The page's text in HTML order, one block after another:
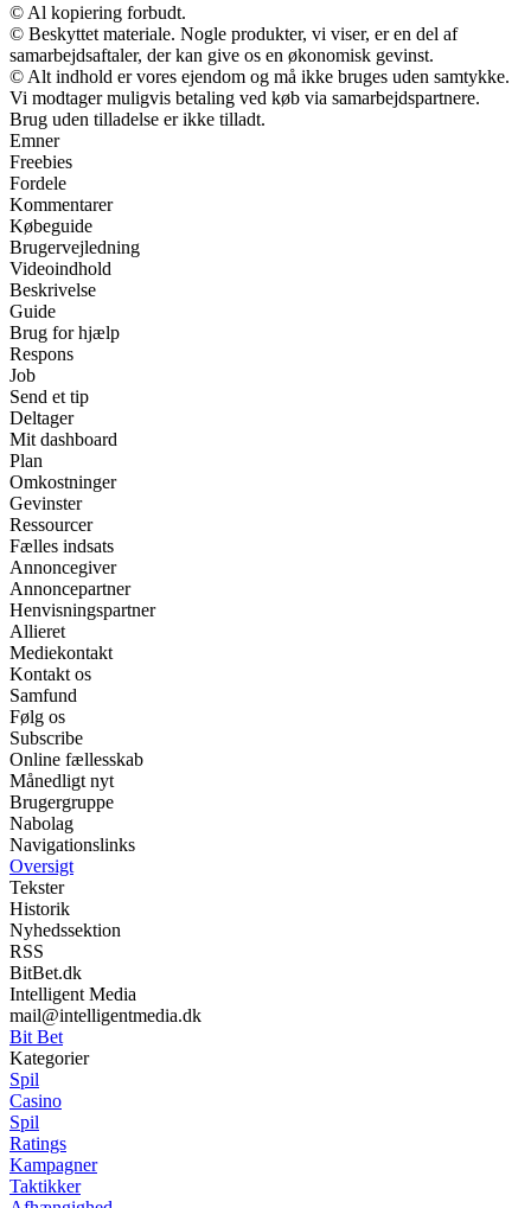
© Al kopiering forbudt.
© Beskyttet materiale. Nogle produkter, vi viser, er en del af
samarbejdsaftaler, der kan give os en økonomisk gevinst.
© Alt indhold er vores ejendom og må ikke bruges uden samtykke.
Vi modtager muligvis betaling ved køb via samarbejdspartnere.
Brug uden tilladelse er ikke tilladt.
Emner
Freebies
Fordele
Kommentarer
Købeguide
Brugervejledning
Videoindhold
Beskrivelse
Guide
Brug for hjælp
Respons
Job
Send et tip
Deltager
Mit dashboard
Plan
Omkostninger
Gevinster
Ressourcer
Fælles indsats
Annoncegiver
Annoncepartner
Henvisningspartner
Allieret
Mediekontakt
Kontakt os
Samfund
Følg os
Subscribe
Online fællesskab
Månedligt nyt
Brugergruppe
Nabolag
Navigationslinks
Oversigt
Tekster
Historik
Nyhedssektion
RSS
BitBet.dk
Intelligent Media
mail@intelligentmedia.dk
Bit Bet
Kategorier
Spil
Casino
Spil
Ratings
Kampagner
Taktikker